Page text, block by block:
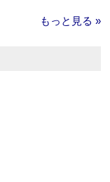
もっと見る »